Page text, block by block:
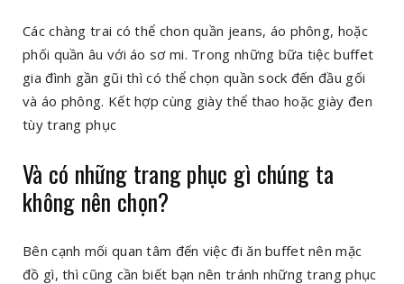
Các chàng trai có thể chon quần jeans, áo phông, hoặc
phối quần âu với áo sơ mi. Trong những bữa tiệc buffet
gia đình gần gũi thì có thể chọn quần sock đến đầu gối
và áo phông. Kết hợp cùng giày thể thao hoặc giày đen
tùy trang phục
Và có những trang phục gì chúng ta
không nên chọn?
Bên cạnh mối quan tâm đến việc đi ăn buffet nên mặc
đồ gì, thì cũng cần biết bạn nên tránh những trang phục